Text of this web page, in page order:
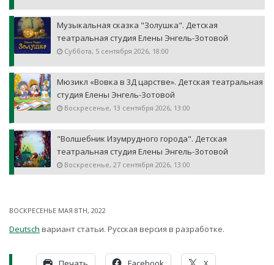
Музыкальная сказка "Золушка". Детская
театральная студия Елены Энгель-Зотовой
Суббота, 5 сентября 2026, 18:00
Мюзикл «Вовка в 3Д царстве». Детская театральная
студия Елены Энгель-Зотовой
Воскресенье, 13 сентября 2026, 13:00
"Волшебник Изумрудного города". Детская
театральная студия Елены Энгель-Зотовой
Воскресенье, 27 сентября 2026, 13:00
ВОСКРЕСЕНЬЕ МАЯ 8TH, 2022
Deutsch вариант статьи. Русская версия в разработке.